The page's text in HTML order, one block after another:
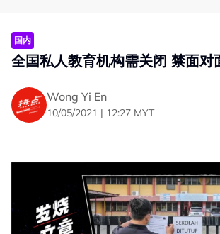
国内
全国私人教育机构需关闭 禁面对
Wong Yi En
10/05/2021 | 12:27 MYT